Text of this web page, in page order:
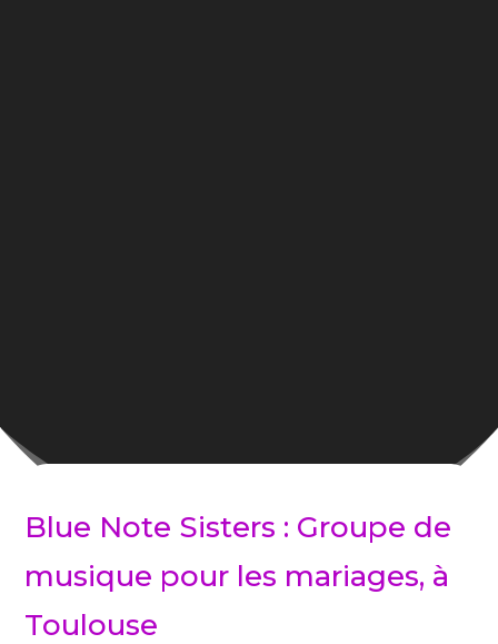
Blue Note Sisters : Groupe de
musique pour les mariages, à
Toulouse